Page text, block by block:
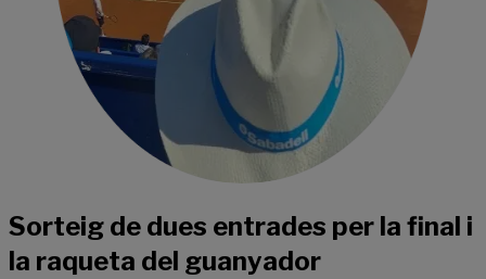
Sorteig de dues entrades per la final i
la raqueta del guanyador